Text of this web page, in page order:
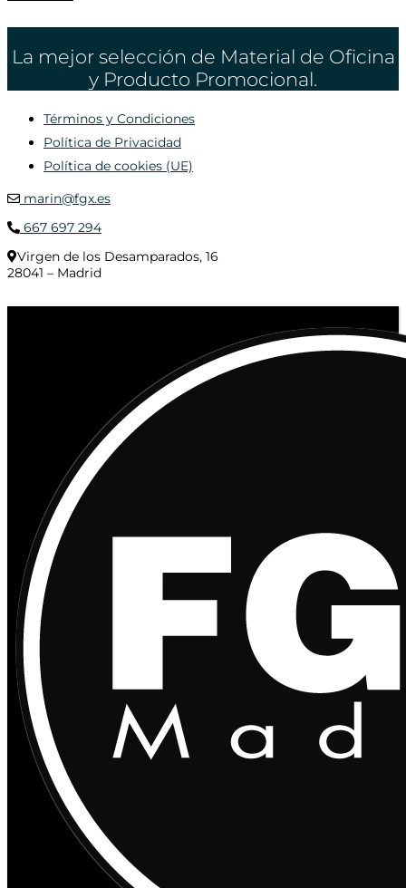
La mejor selección de Material de Oficina
y Producto Promocional.
Términos y Condiciones
Política de Privacidad
Política de cookies (UE)
marin@fgx.es
667 697 294
Virgen de los Desamparados, 16
28041 – Madrid